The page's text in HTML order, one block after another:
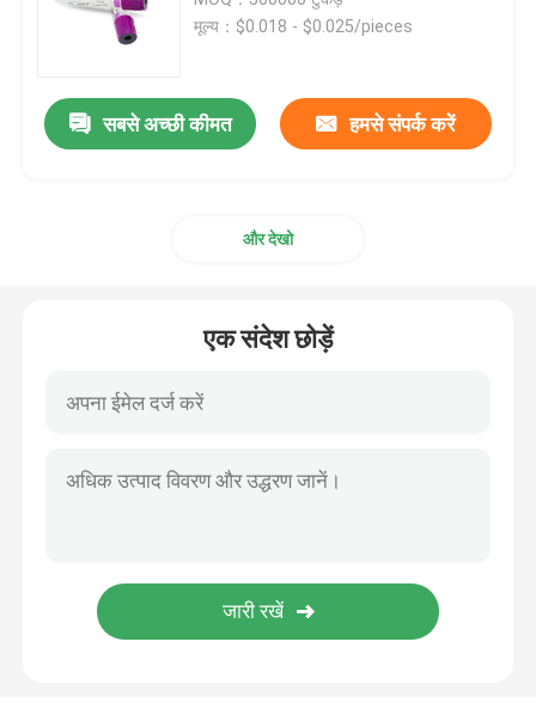
रक्त संग्रह सहायक उपकरण
मूत्र कैथेटर सहायक उपकरण
मूल्य：$0.018 - $0.025/pieces
सबसे अच्छी कीमत हमसे संपर्क करें
और देखो
एक संदेश छोड़ें